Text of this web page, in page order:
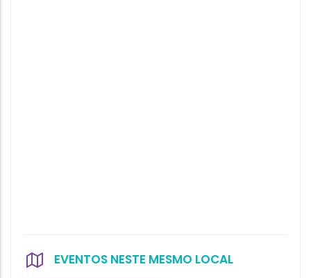
EVENTOS NESTE MESMO LOCAL